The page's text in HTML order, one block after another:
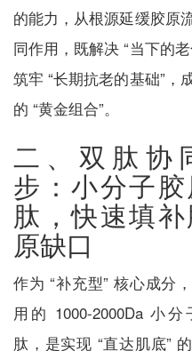
的能力，从根源延缓胶原
同作用，既解决 “当下的
筑牢 “长期抗老的基础”，
的 “黄金组合”。
二、双肽协
步：小分子胶
肽，快速填
原缺口
作为 “补充型” 核心成分
用的 1000-2000Da 小
肽，是实现 “直达肌底”